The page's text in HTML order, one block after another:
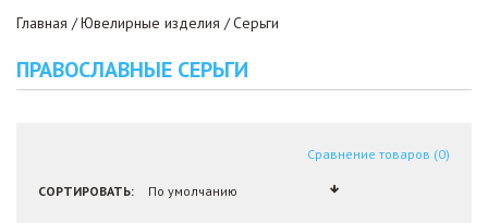
Главная Ювелирные изделия Серьги
ПРАВОСЛАВНЫЕ СЕРЬГИ
Сравнение товаров (0)
СОРТИРОВАТЬ: